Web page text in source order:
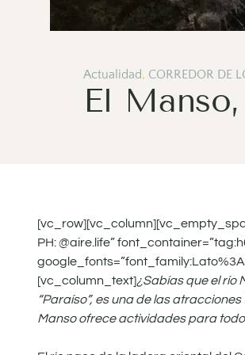
Actualidad, CORREDOR DE
El
PH: @aire.life”
[vc_column_text]¿Sabías que el río
“Paraíso”, es una de las
Manso ofrece actividades para